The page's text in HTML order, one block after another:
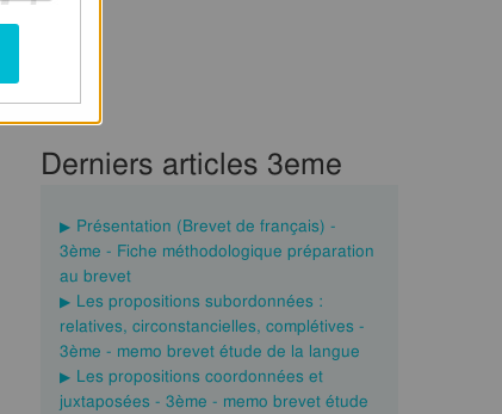
Derniers articles 3eme
Présentation (Brevet de français) -
3ème - Fiche méthodologique préparation
au brevet
Les propositions subordonnées :
relatives, circonstancielles, complétives -
3ème - memo brevet étude de la langue
Les propositions coordonnées et
juxtaposées - 3ème - memo brevet étude